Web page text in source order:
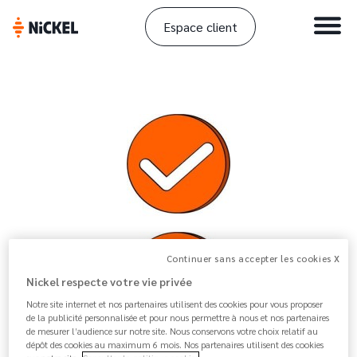
Espace client
Continuer sans accepter les cookies X
Nickel respecte votre vie privée
Notre site internet et nos partenaires utilisent des cookies pour vous proposer
de la publicité personnalisée et pour nous permettre à nous et nos partenaires
de mesurer l’audience sur notre site. Nous conservons votre choix relatif au
dépôt des cookies au maximum 6 mois. Nos partenaires utilisent des cookies